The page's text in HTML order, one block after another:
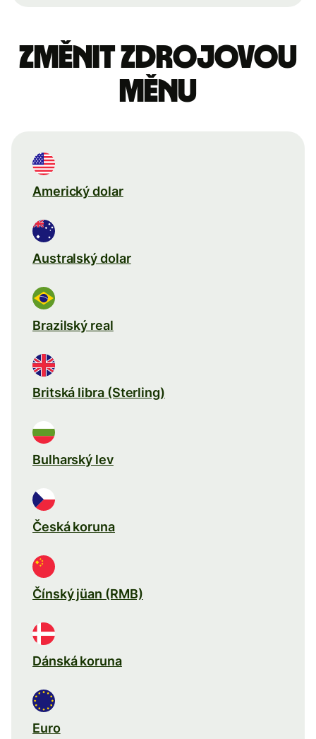
Změnit zdrojovou
měnu
Americký dolar
Australský dolar
Brazilský real
Britská libra (Sterling)
Bulharský lev
Česká koruna
Čínský jüan (RMB)
Dánská koruna
Euro